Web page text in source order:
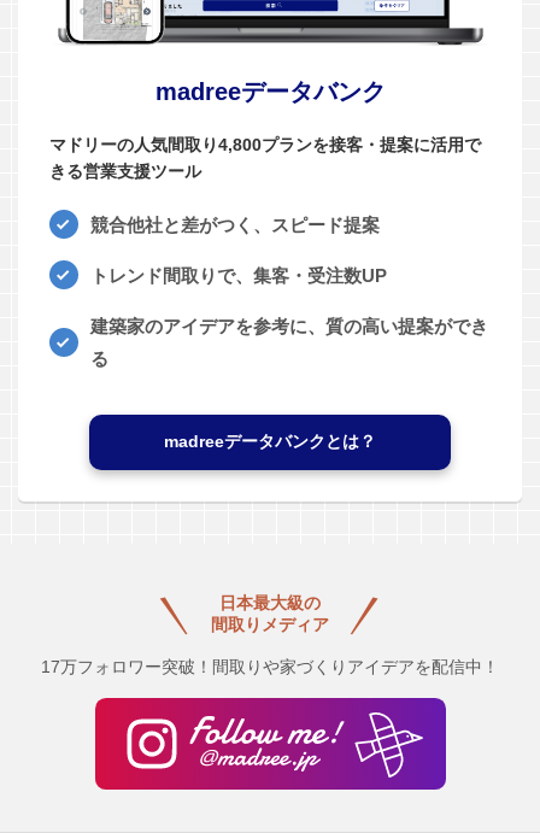
madreeデータバンク
マドリーの人気間取り4,800プランを接客・提案に活用で
きる営業支援ツール
競合他社と差がつく、スピード提案
トレンド間取りで、集客・受注数UP
建築家のアイデアを参考に、質の高い提案ができ
る
madreeデータバンクとは？
日本最大級の
間取りメディア
17万フォロワー突破！間取りや家づくりアイデアを配信中！